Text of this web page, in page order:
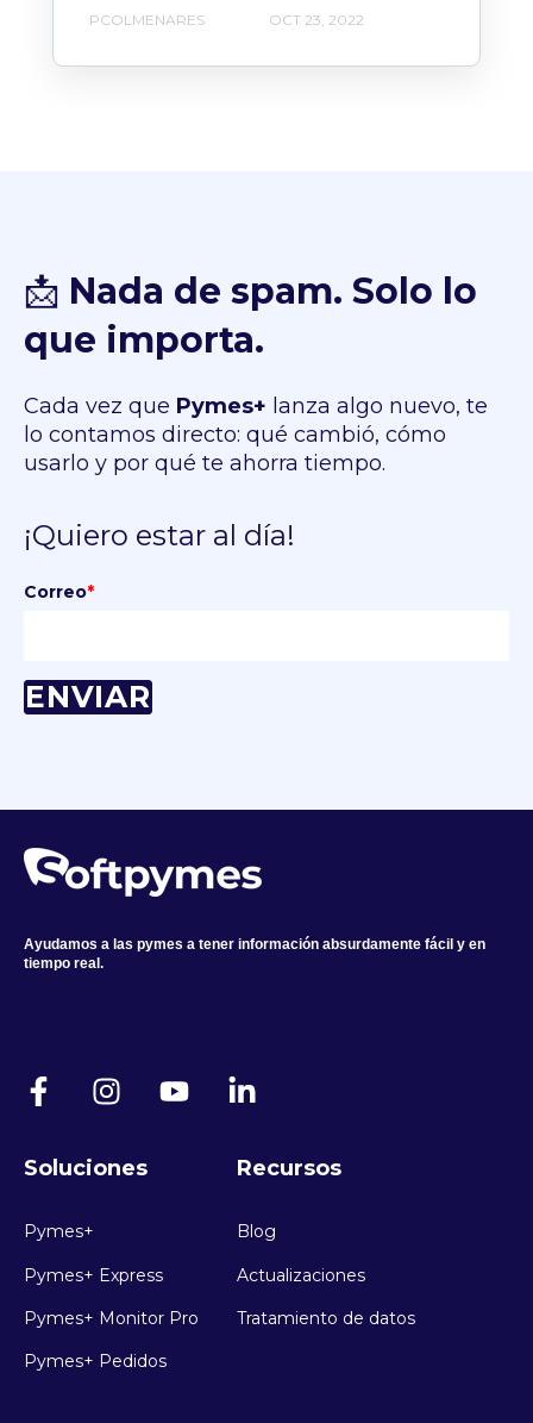
PCOLMENARES OCT 23, 2022
📩 Nada de spam. Solo lo
que importa.
Cada vez que Pymes+ lanza algo nuevo, te
lo contamos directo: qué cambió, cómo
usarlo y por qué te ahorra tiempo.
¡Quiero estar al día!
Correo*
Ayudamos a las pymes a tener información absurdamente fácil y en
tiempo real.
Soluciones
Pymes+
Pymes+ Express
Pymes+ Monitor Pro
Pymes+ Pedidos
Recursos
Blog
Actualizaciones
Tratamiento de datos